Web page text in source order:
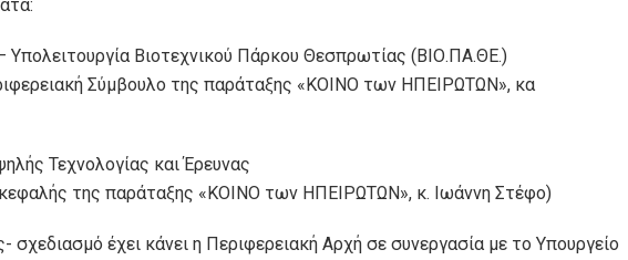
Υπολειτουργία Βιοτεχνικού Πάρκου Θεσπρωτίας (ΒΙΟ.ΠΑ.ΘΕ.)
Σύμβουλο της παράταξης «ΚΟΙΝΟ των ΗΠΕΙΡΩΤΩΝ», κα
Τεχνολογίας και Έρευνας
της παράταξης «ΚΟΙΝΟ των ΗΠΕΙΡΩΤΩΝ», κ. Ιωάννη Στέφο)
σχεδιασμό έχει κάνει η Περιφερειακή Αρχή σε συνεργασία με το Υπουργείο